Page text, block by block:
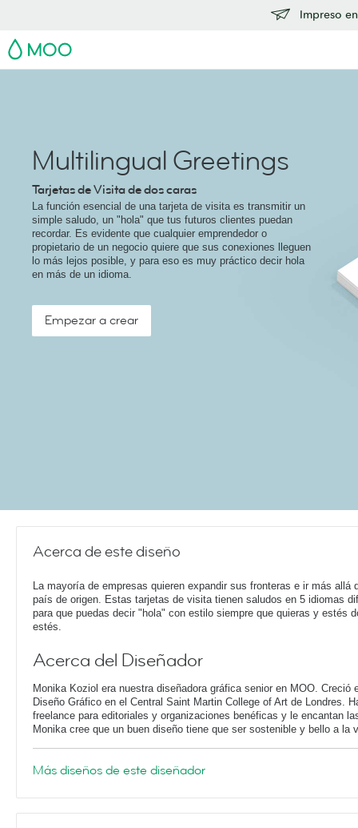
Impreso
MOO
Multilingual Greetings
Tarjetas de Visita de dos caras
La función esencial de una tarjeta de visita es transmitir un
simple saludo, un "hola" que tus futuros clientes puedan
recordar. Es evidente que cualquier emprendedor o
propietario de un negocio quiere que sus conexiones lleguen
lo más lejos posible, y para eso es muy práctico decir hola
en más de un idioma.
Empezar a crear
Acerca de este diseño
La mayoría de empresas quieren expandir sus fronteras e ir más allá
país de origen. Estas tarjetas de visita tienen saludos en 5 idiomas
para que puedas decir "hola" con estilo siempre que quieras y estés
estés.
Acerca del Diseñador
Monika Koziol era nuestra diseñadora gráfica senior en MOO. Creció
Diseño Gráfico en el Central Saint Martin College of Art de Londres.
freelance para editoriales y organizaciones benéficas y le encantan
Monika cree que un buen diseño tiene que ser sostenible y bello a la
Más diseños de este diseñador